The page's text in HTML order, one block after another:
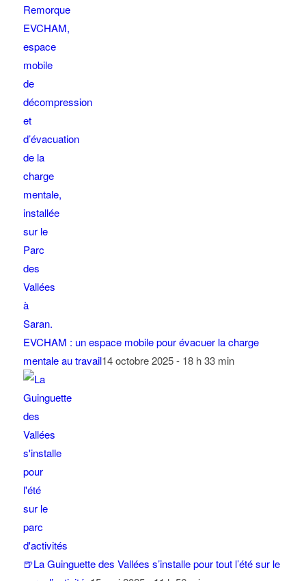
EVCHAM : un espace mobile pour évacuer la charge
mentale au travail14 octobre 2025 - 18 h 33 min
🍺La Guinguette des Vallées s’installe pour tout l’été sur le